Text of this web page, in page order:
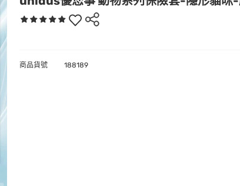
商品貨號 188189